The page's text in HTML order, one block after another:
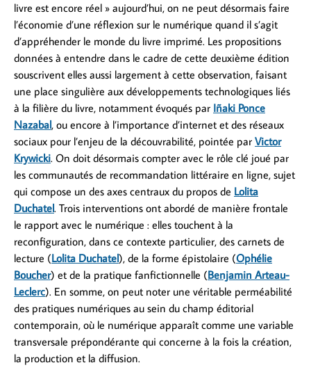
livre est encore réel » aujourd’hui, on ne peut désormais faire
l’économie d’une réflexion sur le numérique quand il s’agit
d’appréhender le monde du livre imprimé. Les propositions
données à entendre dans le cadre de cette deuxième édition
souscrivent elles aussi largement à cette observation, faisant
une place singulière aux développements technologiques liés
à la filière du livre, notamment évoqués par Iñaki Ponce
Nazabal, ou encore à l’importance d’internet et des réseaux
sociaux pour l’enjeu de la découvrabilité, pointée par Victor
Krywicki. On doit désormais compter avec le rôle clé joué par
les communautés de recommandation littéraire en ligne, sujet
qui compose un des axes centraux du propos de Lolita
Duchatel. Trois interventions ont abordé de manière frontale
le rapport avec le numérique : elles touchent à la
reconfiguration, dans ce contexte particulier, des carnets de
lecture (Lolita Duchatel), de la forme épistolaire (Ophélie
Boucher) et de la pratique fanfictionnelle (Benjamin Arteau-
Leclerc). En somme, on peut noter une véritable perméabilité
des pratiques numériques au sein du champ éditorial
contemporain, où le numérique apparaît comme une variable
transversale prépondérante qui concerne à la fois la création,
la production et la diffusion.